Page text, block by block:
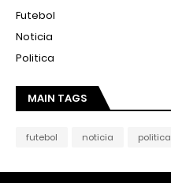
Futebol
Noticia
Politica
MAIN TAGS
futebol noticia politica